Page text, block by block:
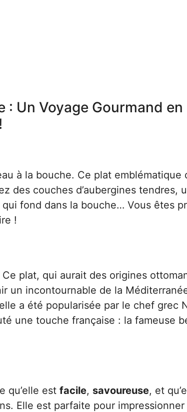
: Un Voyage Gourmand en
à la bouche. Ce plat emblématique
des couches d’aubergines tendres,
fond dans la bouche… Vous êtes
!
Ce plat, qui aurait des origines
un incontournable de la
a été popularisée par le chef grec
une touche française : la fameuse
qu’elle est facile, savoureuse, et
Elle est parfaite pour